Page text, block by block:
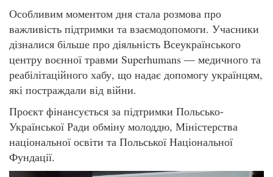
Особливим моментом дня стала розмова про
важливість підтримки та взаємодопомоги. Учасники
дізналися більше про діяльність Всеукраїнського
центру воєнної травми Superhumans — медичного та
реабілітаційного хабу, що надає допомогу українцям,
які постраждали від війни.
Проєкт фінансується за підтримки Польсько-
Української Ради обміну молоддю, Міністерства
національної освіти та Польської Національної
Фундації.